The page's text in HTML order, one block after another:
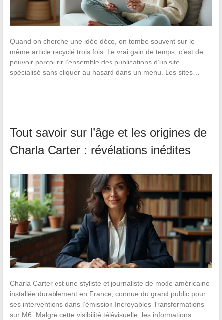
Quand on cherche une idée déco, on tombe souvent sur le
même article recyclé trois fois. Le vrai gain de temps, c’est de
pouvoir parcourir l’ensemble des publications d’un site
spécialisé sans cliquer au hasard dans un menu. Les sites…
Tout savoir sur l’âge et les origines de
Charla Carter : révélations inédites
Charla Carter est une styliste et journaliste de mode américaine
installée durablement en France, connue du grand public pour
ses interventions dans l’émission Incroyables Transformations
sur M6. Malgré cette visibilité télévisuelle, les informations